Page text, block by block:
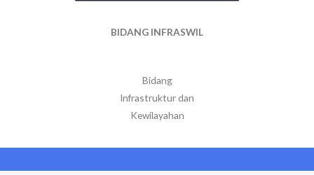
BIDANG INFRASWIL
Bidang
Infrastruktur dan
Kewilayahan